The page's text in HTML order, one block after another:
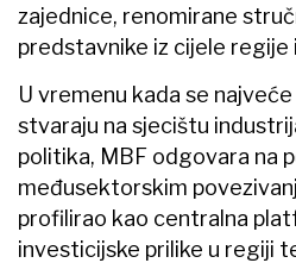
zajednice, renomirane
predstavnike iz cijele regije
U vremenu kada se
stvaraju na sjecištu
politika, MBF odgovara na
međusektorskim
profilirao kao centralna
investicijske prilike u regiji